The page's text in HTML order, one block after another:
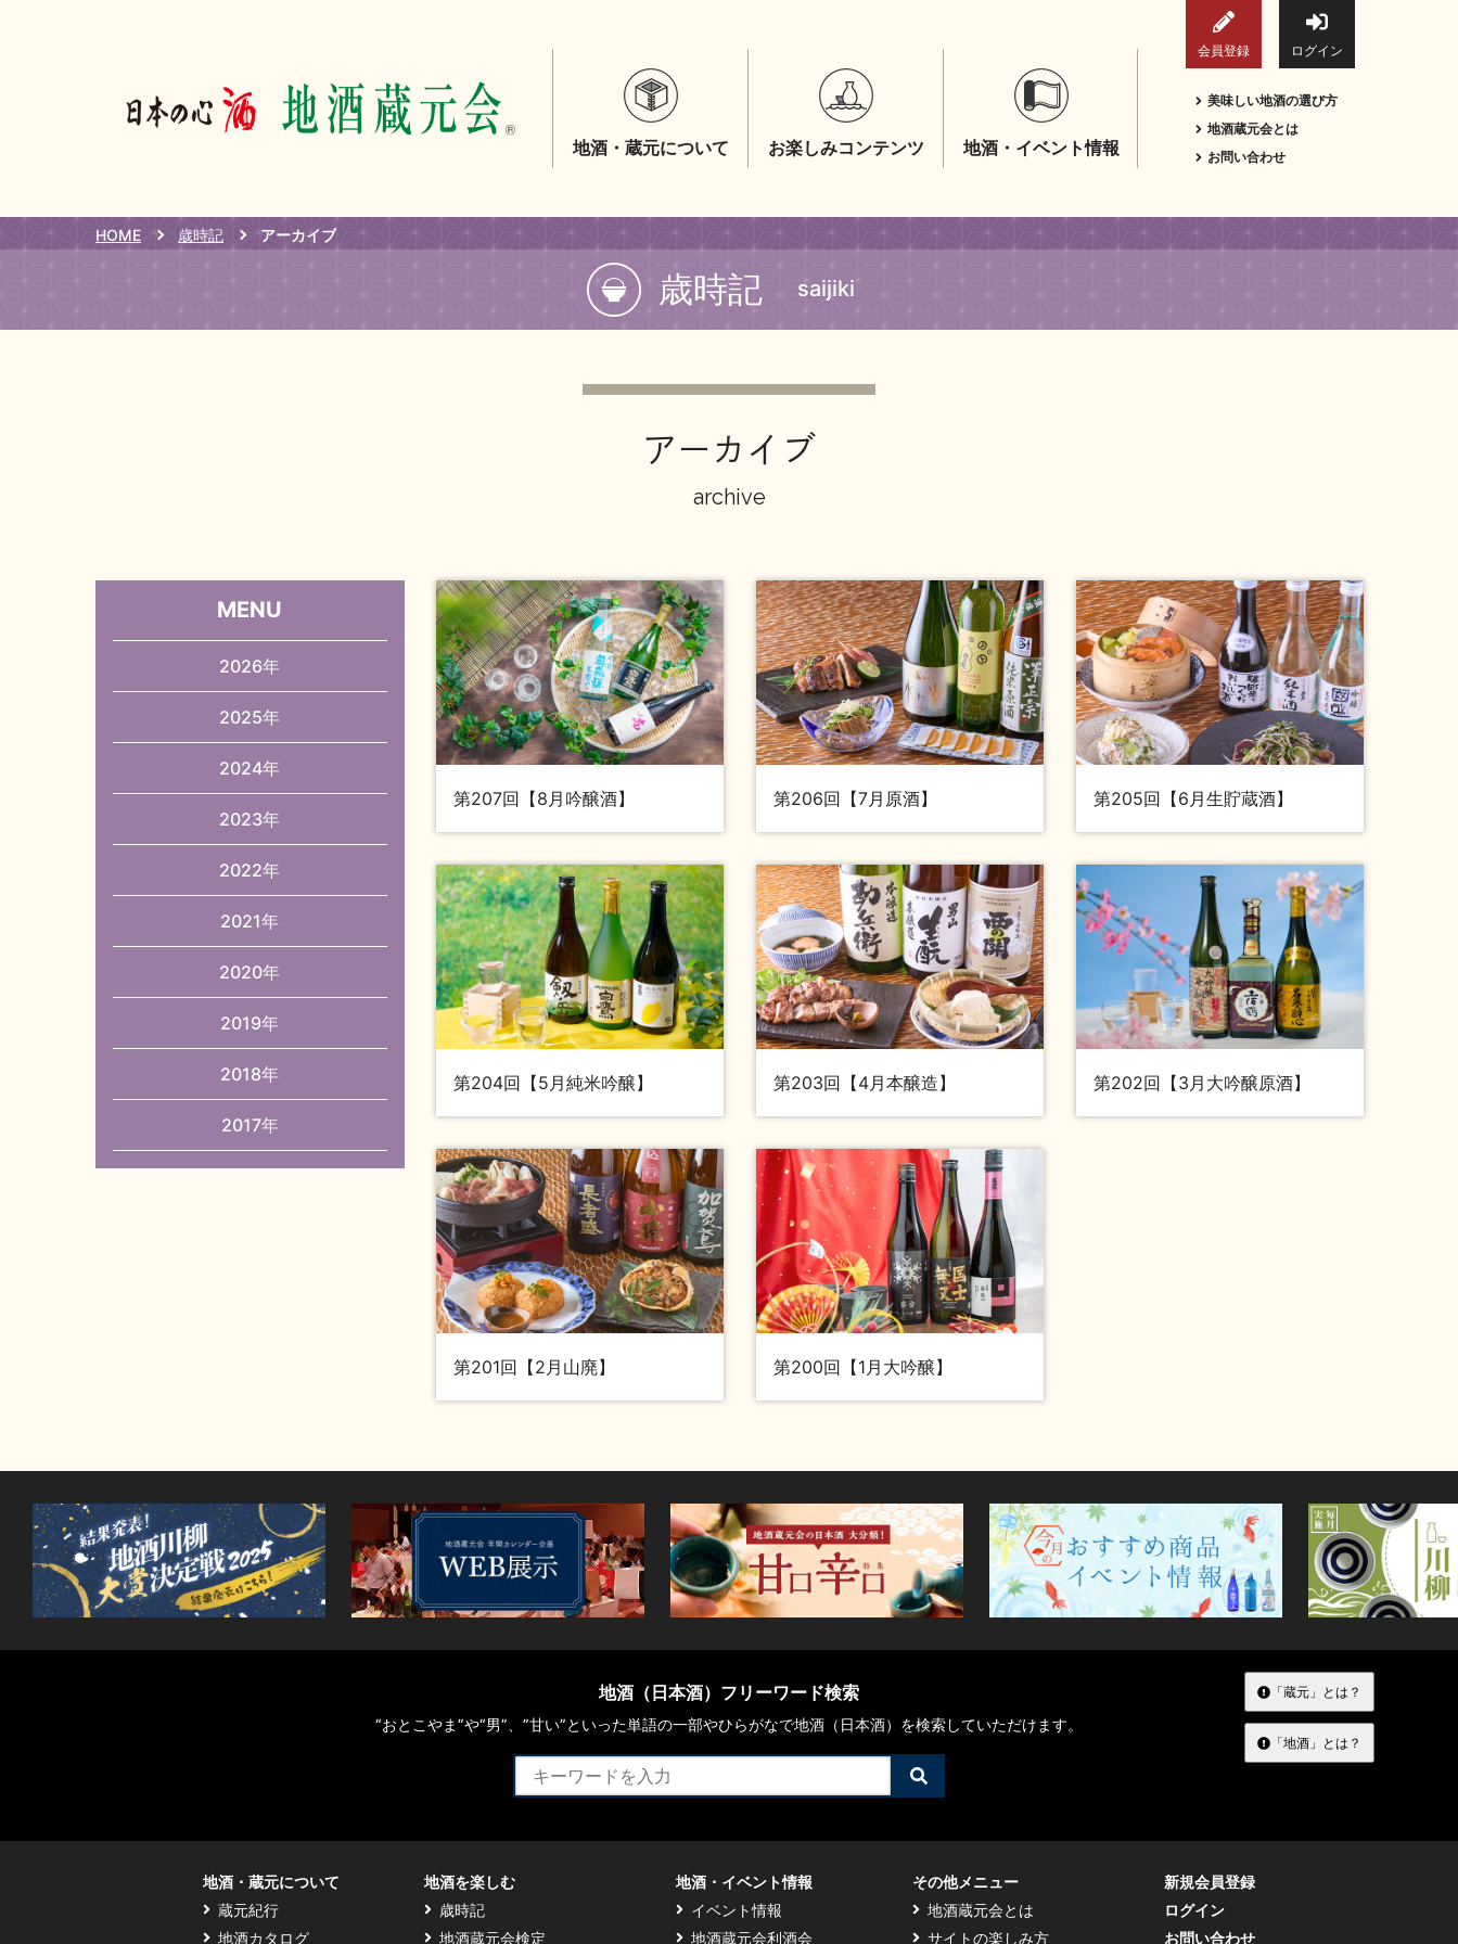
会員登録 ログイン
地酒・蔵元について お楽しみコンテンツ 地酒・イベント情報
美味しい地酒の選び方
地酒蔵元会とは
お問い合わせ
HOME 歳時記 アーカイブ
歳時記 saijiki
アーカイブ
archive
MENU
2026年
2025年
2024年
2023年
2022年
2021年
2020年
2019年
2018年
2017年
第207回【8月吟醸酒】 第206回【7月原酒】 第205回【6月生貯蔵酒】
第204回【5月純米吟醸】 第203回【4月本醸造】 第202回【3月大吟醸原酒】
第201回【2月山廃】 第200回【1月大吟醸】
地酒（日本酒）フリーワード検索
“おとこやま”や“男”、”甘い”といった単語の一部やひらがなで地酒（日本酒）を検索していただけます。
検
索
「蔵元」とは？
「地酒」とは？
地酒・蔵元について
蔵元紀行
地酒カタログ
地酒を楽しむ
歳時記
地酒蔵元会検定
地酒・イベント情報
イベント情報
地酒蔵元会利酒会
その他メニュー
地酒蔵元会とは
サイトの楽しみ方
新規会員登録
ログイン
お問い合わせ